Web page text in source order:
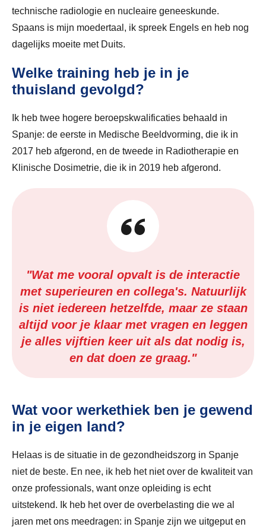
technische radiologie en nucleaire geneeskunde.
Spaans is mijn moedertaal, ik spreek Engels en heb nog
dagelijks moeite met Duits.
Welke training heb je in je
thuisland gevolgd?
Ik heb twee hogere beroepskwalificaties behaald in
Spanje: de eerste in Medische Beeldvorming, die ik in
2017 heb afgerond, en de tweede in Radiotherapie en
Klinische Dosimetrie, die ik in 2019 heb afgerond.
"Wat me vooral opvalt is de interactie
met superieuren en collega's. Natuurlijk
is niet iedereen hetzelfde, maar ze staan
altijd voor je klaar met vragen en leggen
je alles vijftien keer uit als dat nodig is,
en dat doen ze graag."
Wat voor werkethiek ben je gewend
in je eigen land?
Helaas is de situatie in de gezondheidszorg in Spanje
niet de beste. En nee, ik heb het niet over de kwaliteit van
onze professionals, want onze opleiding is echt
uitstekend. Ik heb het over de overbelasting die we al
jaren met ons meedragen: in Spanje zijn we uitgeput en